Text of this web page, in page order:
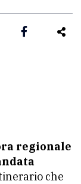
regionale
che